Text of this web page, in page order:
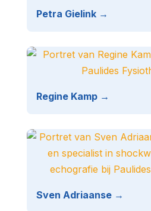
Petra Gielink →
Regine Kamp →
Sven Adriaanse →